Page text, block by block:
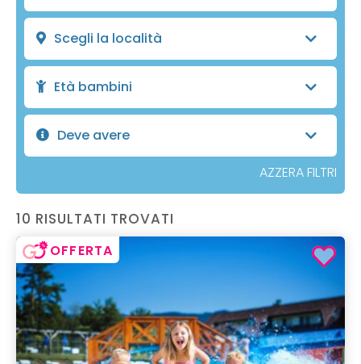
Scegli la località
Età bambini
Deve avere
AZZERA FILTRI
10 RISULTATI TROVATI
OFFERTA